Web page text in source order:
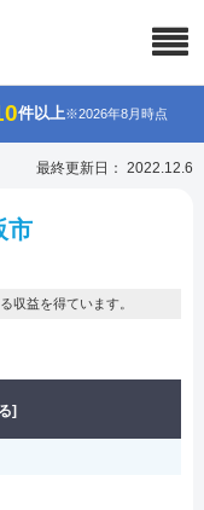
件以上※2026年8月時点
最終更新日： 2022.12.6
市
収益を得ています。
]